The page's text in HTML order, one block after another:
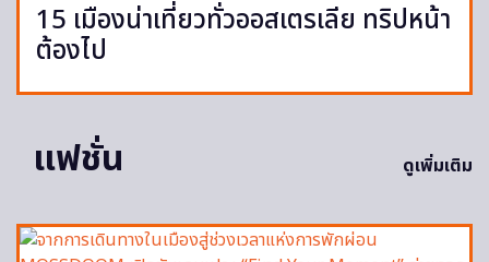
15 เมืองน่าเที่ยวทั่วออสเตรเลีย ทริปหน้า
ต้องไป
แฟชั่น ดูเพิ่มเติม